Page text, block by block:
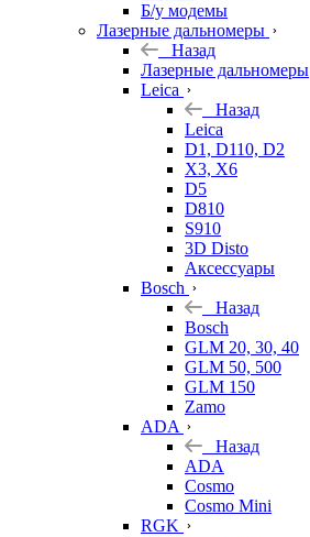
Б/у модемы
Лазерные дальномеры
Назад
Лазерные дальномеры
Leica
Назад
Leica
D1, D110, D2
X3, X6
D5
D810
S910
3D Disto
Аксессуары
Bosch
Назад
Bosch
GLM 20, 30, 40
GLM 50, 500
GLM 150
Zamo
ADA
Назад
ADA
Cosmo
Cosmo Mini
RGK